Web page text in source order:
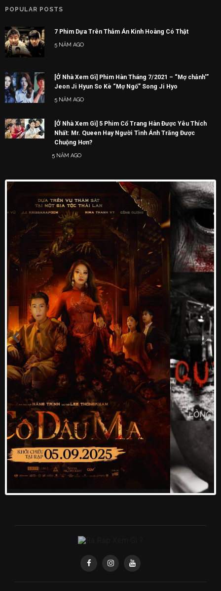
POPULAR POSTS
7 Phim Dựa Trên Thảm Án Kinh Hoàng Có Thật
5 NĂM AGO
[Ở Nhà Xem Gì] Phim Hàn Tháng 7/2021 – “Mợ chảnh'”
Jeon Ji Hyun So Kè “Mợ Ngố” Song Ji Hyo
5 NĂM AGO
[Ở Nhà Xem Gì] 5 Phim Cổ Trang Hàn Được Yêu Thích
Nhất: Mr. Queen Hay Người Tình Ánh Trăng Được
Chuộng Hơn?
5 NĂM AGO